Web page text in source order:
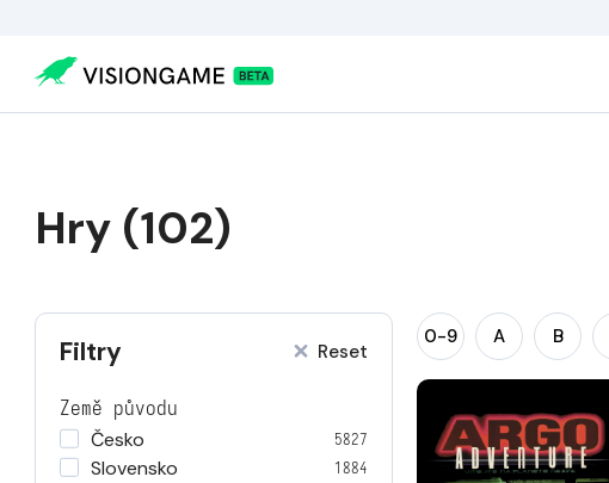
Hry (102)
Filtry Reset
Země původu
Česko
5827
Slovensko 1884
0-9 A B